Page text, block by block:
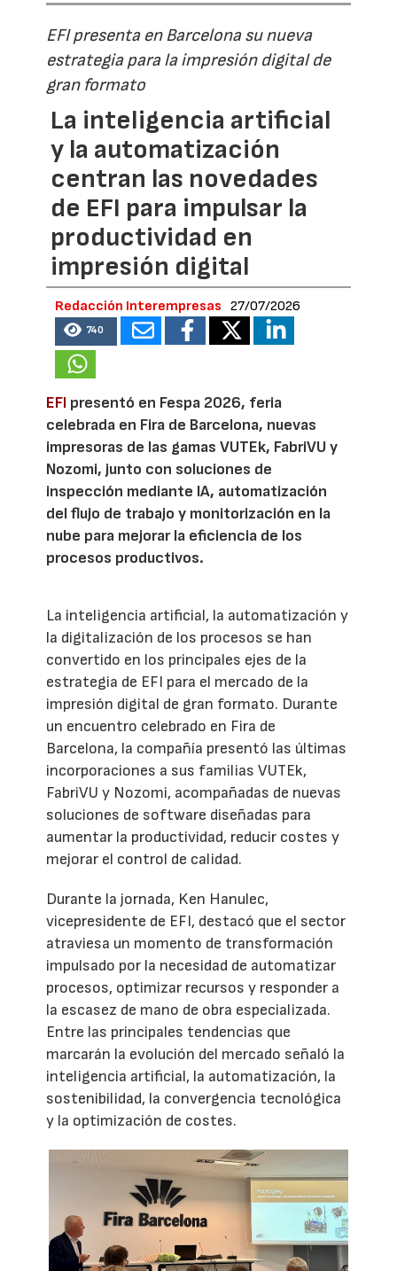
EFI presenta en Barcelona su nueva
estrategia para la impresión digital de
gran formato
La inteligencia artificial
y la automatización
centran las novedades
de EFI para impulsar la
productividad en
impresión digital
Redacción Interempresas 27/07/2026
740
EFI presentó en Fespa 2026, feria
celebrada en Fira de Barcelona, nuevas
impresoras de las gamas VUTEk, FabriVU y
Nozomi, junto con soluciones de
inspección mediante IA, automatización
del flujo de trabajo y monitorización en la
nube para mejorar la eficiencia de los
procesos productivos.
La inteligencia artificial, la automatización y
la digitalización de los procesos se han
convertido en los principales ejes de la
estrategia de EFI para el mercado de la
impresión digital de gran formato. Durante
un encuentro celebrado en Fira de
Barcelona, la compañía presentó las últimas
incorporaciones a sus familias VUTEk,
FabriVU y Nozomi, acompañadas de nuevas
soluciones de software diseñadas para
aumentar la productividad, reducir costes y
mejorar el control de calidad.
Durante la jornada, Ken Hanulec,
vicepresidente de EFI, destacó que el sector
atraviesa un momento de transformación
impulsado por la necesidad de automatizar
procesos, optimizar recursos y responder a
la escasez de mano de obra especializada.
Entre las principales tendencias que
marcarán la evolución del mercado señaló la
inteligencia artificial, la automatización, la
sostenibilidad, la convergencia tecnológica
y la optimización de costes.